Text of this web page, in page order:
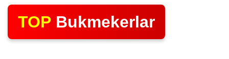
TOP Bukmekerlar